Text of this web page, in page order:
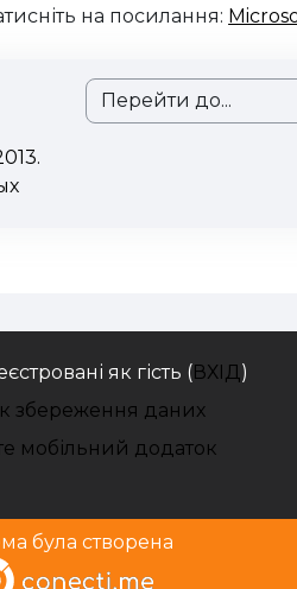
на посилання:
Перейти до...
як гість (ВХІД)
збереження даних
мобільний додаток
була створена